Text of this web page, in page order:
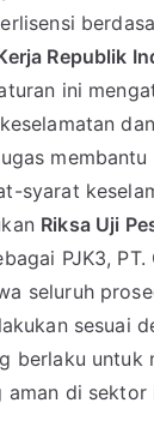
Republik
ini
membantu
syarat
Riksa Uji
PJK3,
seluruh
sesuai
berlaku untuk
aman di sektor